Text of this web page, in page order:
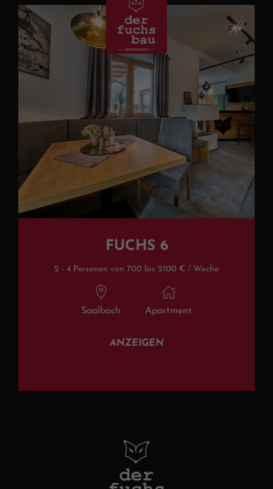
FUCHS 6
2 - 4 Personen von 700 bis 2100 € / Woche
Saalbach Apartment
ANZEIGEN